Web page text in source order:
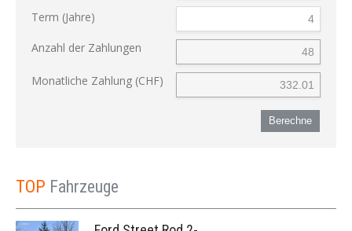
Term (Jahre)
Anzahl der Zahlungen
Monatliche Zahlung (CHF)
Berechne
TOP Fahrzeuge